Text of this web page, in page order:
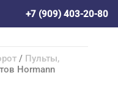
+7 (909) 403-20-80
/ Пульты,
Hormann